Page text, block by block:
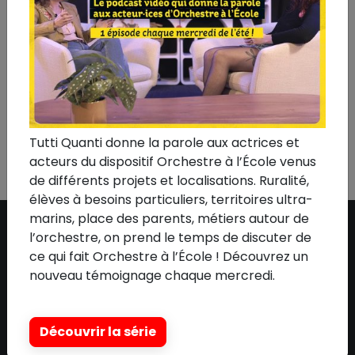
France•#Partition•#Podcast•#Publication•
#Quentin Project For Life•#Radio France•
#Rapport d'activité•#Rassemblement•
#Reconditionné•#Remise en état•#Ressources
#Sacem•#Shani Diluka•#Soirée de soutien
#Spedidam•#Télévision•#Thomas Leleu• #Un
Été en France•#Vidéo•#Yves Jamait•#Zaho de
Sagazan•#Zénith• #Tous
ASSOCIATION
L'équipe
Tutti Quanti donne la parole aux actrices et
acteurs du dispositif Orchestre à l’École venus
de différents projets et localisations. Ruralité,
élèves à besoins particuliers, territoires ultra-
marins, place des parents, métiers autour de
l’orchestre, on prend le temps de discuter de
ce qui fait Orchestre à l’École ! Découvrez un
nouveau témoignage chaque mercredi.
Découvrir la série